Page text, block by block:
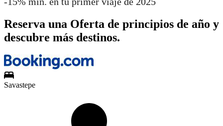
Reserva una Oferta de principios de año y
descubre más destinos.
Savastepe